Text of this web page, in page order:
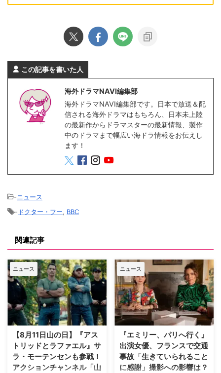
この記事を書いた人
海外ドラマNAVI編集部
海外ドラマNAVI編集部です。日本で放送＆配
信される海外ドラマはもちろん、日本未上陸
の最新作からドラマスターの最新情報、製作
中のドラマまで幅広い海ドラ情報をお伝えし
ます！
-ニュース
- ドクター・フー BBC
関連記事
ニュース
【8月11日山の日】『アス
トリッドとラファエル』サ
ラ・モーテンセンも参戦！
アクションチャンネル「山
ニュース
『エミリー、パリへ行く』
出演女優、フランスで交通
事故「生きていられること
に感謝」撮影への影響は？